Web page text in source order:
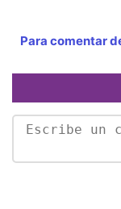
Para comentar